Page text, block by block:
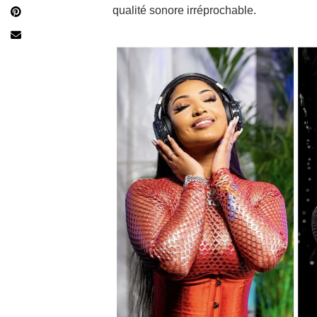
qualité sonore irréprochable.